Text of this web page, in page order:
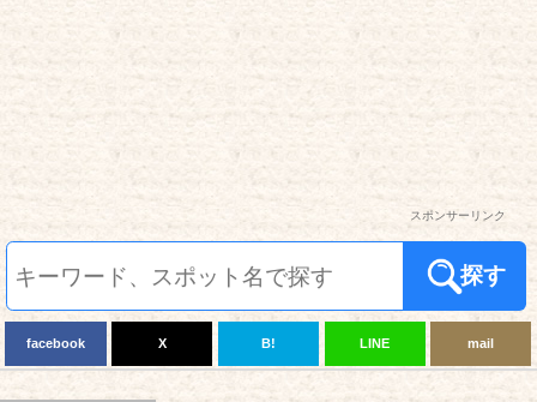
スポンサーリンク
探す
facebook X B! LINE mail